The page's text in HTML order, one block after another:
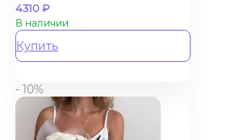
4310₽
В наличии
Купить
- 10%